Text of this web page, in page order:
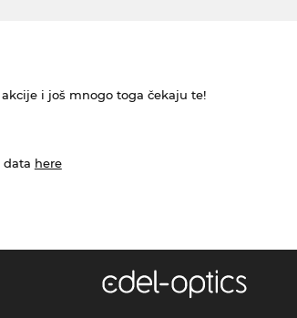
i još mnogo toga čekaju te!
data here